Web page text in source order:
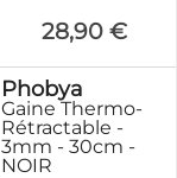
28,90 €
Phobya
Gaine Thermo-
Rétractable -
3mm - 30cm -
NOIR